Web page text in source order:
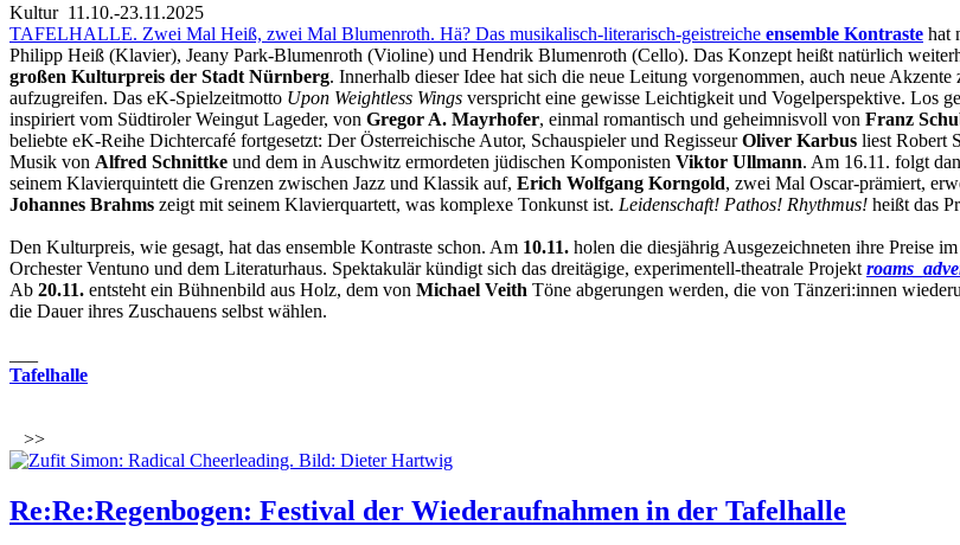
Kultur11.10.-23.11.2025
TAFELHALLE. Zwei Mal Heiß, zwei Mal Blumenroth. Hä? Das musikalisch-literarisch-geistreiche ensemble Kontraste hat
Philipp Heiß (Klavier), Jeany Park-Blumenroth (Violine) und Hendrik Blumenroth (Cello). Das Konzept heißt natürlich
großen Kulturpreis der Stadt Nürnberg. Innerhalb dieser Idee hat sich die neue Leitung vorgenommen, auch neue
aufzugreifen. Das eK-Spielzeitmotto Upon Weightless Wings verspricht eine gewisse Leichtigkeit und Vogelperspektive. Los
inspiriert vom Südtiroler Weingut Lageder, von Gregor A. Mayrhofer, einmal romantisch und geheimnisvoll von Franz
beliebte eK-Reihe Dichtercafé fortgesetzt: Der Österreichische Autor, Schauspieler und RegisseurOliver Karbus liest Robert
Musik von Alfred Schnittke und dem in Auschwitz ermordeten jüdischen Komponisten Viktor Ullmann. Am 16.11. folgt
seinem Klavierquintett die Grenzen zwischen Jazz und Klassik auf, Erich Wolfgang Korngold, zwei Mal Oscar-prämiert,
Johannes Brahms zeigt mit seinem Klavierquartett, was komplexe Tonkunst ist. Leidenschaft! Pathos! Rhythmus! heißt das
Den Kulturpreis, wie gesagt, hat das ensemble Kontraste schon. Am 10.11. holen die diesjährig Ausgezeichneten ihre Preise
Orchester Ventuno und dem Literaturhaus. Spektakulär kündigt sich das dreitägige, experimentell-theatrale Projekt
Ab 20.11. entsteht ein Bühnenbild aus Holz, dem von Michael Veith Töne abgerungen werden, die von Tänzeri:innen
die Dauer ihres Zuschauens selbst wählen.
Tafelhalle
>>
Re:Re:Regenbogen: Festival der Wiederaufnahmen in der Tafelhalle